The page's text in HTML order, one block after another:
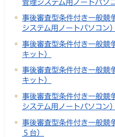
管理システム用ノートパソ
事後審査型条件付き一般競
システム用ノートパソコン）
事後審査型条件付き一般競
キット）
事後審査型条件付き一般競
キット）
事後審査型条件付き一般競
システム用ノートパソコン）
事後審査型条件付き一般競
５台）